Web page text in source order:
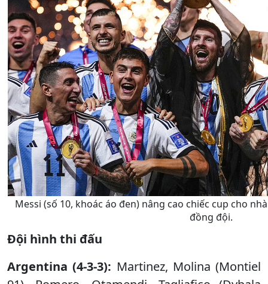
Messi (số 10, khoác áo đen) nâng cao chiếc cup cho
đồng đội.
Đội hình thi đấu
Argentina (4-3-3): Martinez, Molina (Montiel